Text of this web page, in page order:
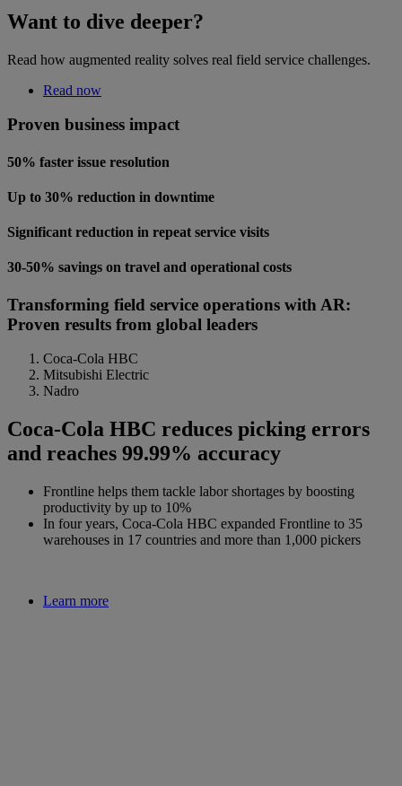
Want to dive deeper?
Read how augmented reality solves real field service challenges.
Read now
Proven business impact
50% faster issue resolution
Up to 30% reduction in downtime
Significant reduction in repeat service visits
30-50% savings on travel and operational costs
Transforming field service operations with AR:
Proven results from global leaders
Coca-Cola HBC
Mitsubishi Electric
Nadro
Coca-Cola HBC reduces picking errors
and reaches 99.99% accuracy
Frontline helps them tackle labor shortages by boosting
productivity by up to 10%
In four years, Coca-Cola HBC expanded Frontline to 35
warehouses in 17 countries and more than 1,000 pickers
Learn more